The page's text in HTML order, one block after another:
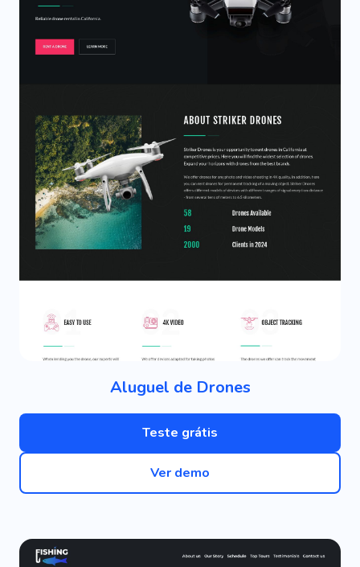
Aluguel de Drones
Teste grátis
Ver demo